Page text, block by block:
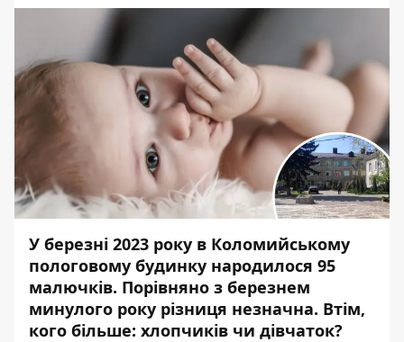
У березні 2023 року в Коломийському
пологовому будинку народилося 95
малючків. Порівняно з березнем
минулого року різниця незначна. Втім,
кого більше: хлопчиків чи дівчаток?